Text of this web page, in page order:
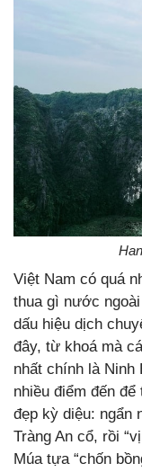
Việt Nam có quá
thua gì nước ngoài
dấu hiệu dịch
đây, từ khoá mà
nhất chính là Ninh
nhiều điểm đến
đẹp kỳ diệu: ngẩn
Tràng An cổ, rồi
Múa tựa “chốn